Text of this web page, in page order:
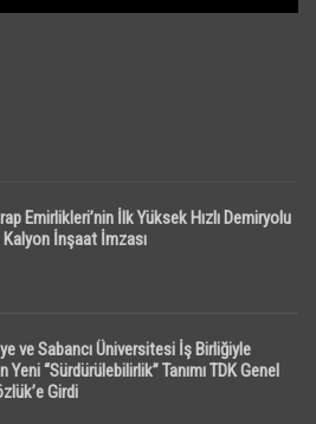
Emirlikleri’nin İlk Yüksek Hızlı Demiryolu
İnşaat İmzası
ve Sabancı Üniversitesi İş Birliğiyle
Yeni “Sürdürülebilirlik” Tanımı TDK Genel
Girdi